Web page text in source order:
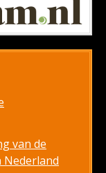
van de